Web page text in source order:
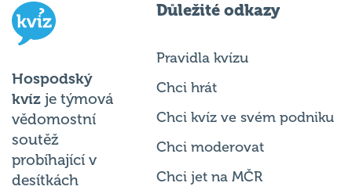
Hospodský
kvíz je týmová
vědomostní
soutěž
probíhající v
desítkách
Důležité odkazy
Pravidla kvízu
Chci hrát
Chci kvíz ve svém podniku
Chci moderovat
Chci jet na MČR